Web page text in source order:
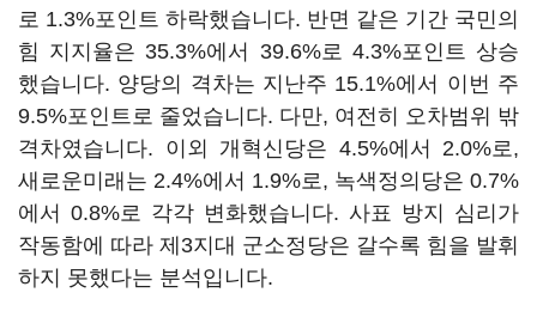
로 1.3%포인트 하락했습니다. 반면 같은 기간 국민의
힘 지지율은 35.3%에서 39.6%로 4.3%포인트 상승
했습니다. 양당의 격차는 지난주 15.1%에서 이번 주
9.5%포인트로 줄었습니다. 다만, 여전히 오차범위 밖
격차였습니다. 이외 개혁신당은 4.5%에서 2.0%로,
새로운미래는 2.4%에서 1.9%로, 녹색정의당은 0.7%
에서 0.8%로 각각 변화했습니다. 사표 방지 심리가
작동함에 따라 제3지대 군소정당은 갈수록 힘을 발휘
하지 못했다는 분석입니다.